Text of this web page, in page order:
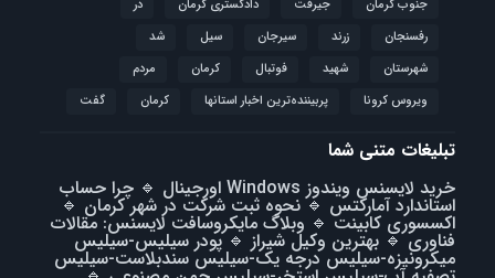
جنوب کرمان
جیرفت دادگستری کرمان
در
رفسنجان
زرند سیرجان سیل
شد
شهرستان
شهید فوتبال كرمان
مردم
ویروس کرونا
پربیننده‌ترین اخبار استانها کرمان گفت
تبلیغات متنی شما
خرید لایسنس ویندوز Windows اورجینال
🔹 چرا حساب
استاندارد آمارکتس 🔹نحوه ثبت شرکت در شهر کرمان 🔹
اکسسوری کابینت 🔹 وبلاگ مایکروسافت لایسنس: مقالات
فناوری🔹 بهترین وکیل شیراز 🔹پودر سیلیس-سیلیس
میکرونیزه-سیلیس درجه یک-سیلیس سندبلاست-سیلیس